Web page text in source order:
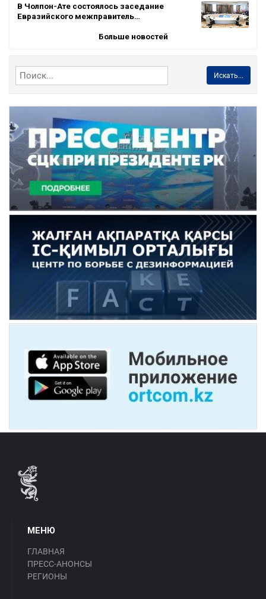
В Чолпон-Ате состоялось заседание
Евразийского межправитель…
Больше новостей
Искать...
МЕНЮ
ГЛАВНАЯ
ПРЕСС-АНОНСЫ
РЕГИОНЫ